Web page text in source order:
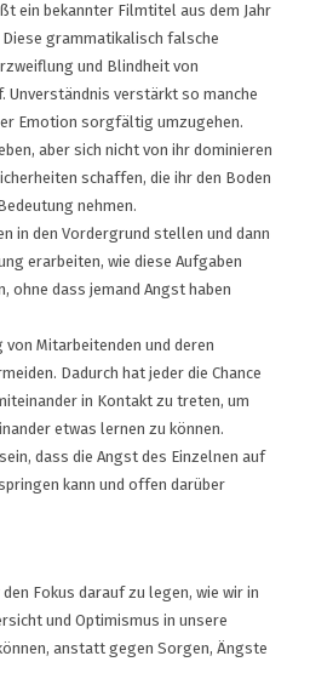
ein bekannter Filmtitel aus dem Jahr
Diese grammatikalisch falsche
und Blindheit von
Unverständnis verstärkt so manche
Emotion sorgfältig umzugehen.
aber sich nicht von ihr dominieren
schaffen, die ihr den Boden
nehmen.
in den Vordergrund stellen und dann
erarbeiten, wie diese Aufgaben
ohne dass jemand Angst haben
von Mitarbeitenden und deren
Dadurch hat jeder die Chance
in Kontakt zu treten, um
etwas lernen zu können.
dass die Angst des Einzelnen auf
kann und offen darüber
Fokus darauf zu legen, wie wir in
und Optimismus in unsere
anstatt gegen Sorgen, Ängste